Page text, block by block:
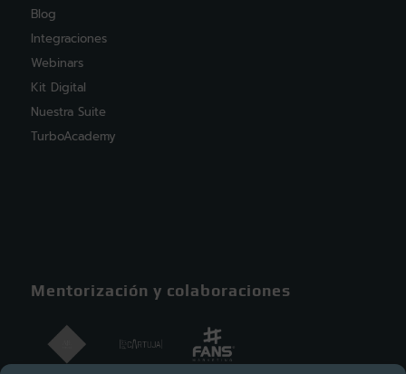
Blog
Integraciones
Webinars
Kit Digital
Nuestra Suite
TurboAcademy
Mentorización y colaboraciones